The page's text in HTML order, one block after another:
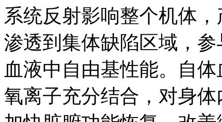
系统反射影响整个机体
渗透到集体缺陷区域，
血液中自由基性能。自
氧离子充分结合，对身